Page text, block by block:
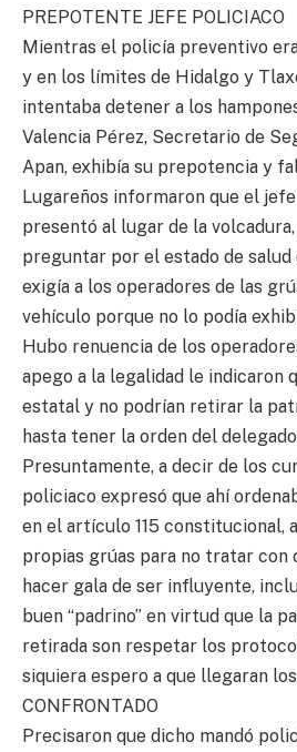
PREPOTENTE JEFE POLICIACO
Mientras el policía preventivo
y en los límites de Hidalgo y
intentaba detener a los
Valencia Pérez, Secretario de
Apan, exhibía su prepotencia y
Lugareños informaron que el
presentó al lugar de la
preguntar por el estado de salud
exigía a los operadores de las
vehículo porque no lo podía
Hubo renuencia de los
apego a la legalidad le indicaron
estatal y no podrían retirar la
hasta tener la orden del
Presuntamente, a decir de los
policiaco expresó que ahí
en el artículo 115 constitucional,
propias grúas para no tratar con
hacer gala de ser influyente,
buen “padrino” en virtud que la
retirada son respetar los
siquiera espero a que llegaran
CONFRONTADO
Precisaron que dicho mandó